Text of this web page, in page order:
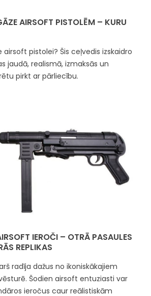
AIRSOFT PISTOLĒM – KURU
airsoft pistolei? Šis ceļvedis izskaidro
jaudā, realismā, izmaksās un
pirkt ar pārliecību.
IEROČI – OTRĀ PASAULES
REPLIKAS
radīja dažus no ikoniskākajiem
Šodien airsoft entuziasti var
ieročus caur reālistiskām